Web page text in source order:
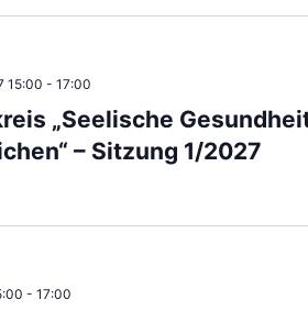
„Seelische
– Sitzung 1/2027
15:00 - 17:00
- 17:00